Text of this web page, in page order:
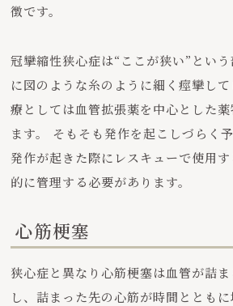
徴です。
冠攣縮性狭心症は“ここが狭い”とい
に図のような糸のように細く痙攣し
療としては血管拡張薬を中心とした薬
ます。 そもそも発作を起こしづらく
発作が起きた際にレスキューで使用
的に管理する必要があります。
心筋梗塞
狭心症と異なり心筋梗塞は血管が詰
し、詰まった先の心筋が時間ととも